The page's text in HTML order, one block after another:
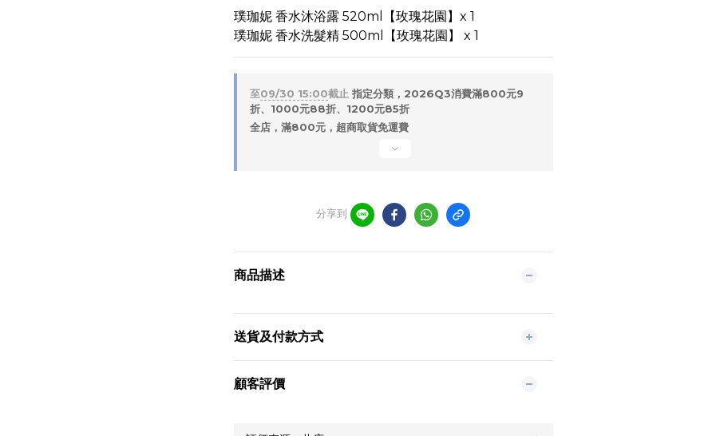
璞珈妮 香水沐浴露 520ml【玫瑰花園】x 1
璞珈妮 香水洗髮精 500ml【玫瑰花園】 x 1
至09/30 15:00截止 指定分類，2026Q3消費滿800元9
折、1000元88折、1200元85折
全店，滿800元，超商取貨免運費
分享到
商品描述
送貨及付款方式
顧客評價